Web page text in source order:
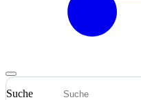
Suche